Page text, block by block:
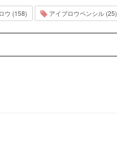
ウ (158) アイブロウペンシル (25)